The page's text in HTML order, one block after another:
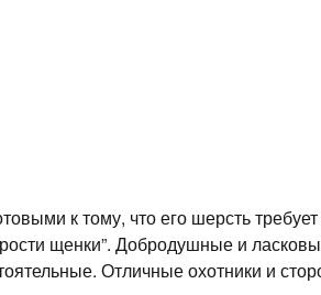
к тому, что его шерсть
щенки”. Добродушные и
Отличные охотники и